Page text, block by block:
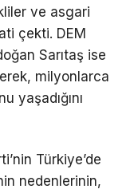
ve asgari
çekti. DEM
Sarıtaş ise
milyonlarca
yaşadığını
Türkiye’de
nedenlerinin,